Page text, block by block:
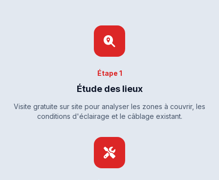
Étape 1
Étude des lieux
Visite gratuite sur site pour analyser les zones à couvrir, les
conditions d'éclairage et le câblage existant.